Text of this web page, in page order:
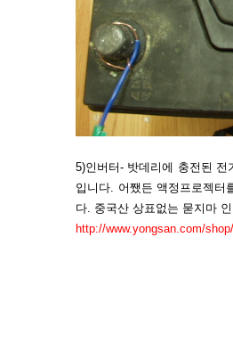
5)인버터- 밧데리에 충전된
입니다. 어쨌든 액정프로젝
다. 중국산 상표없는 묻지마
http://www.yongsan.com/